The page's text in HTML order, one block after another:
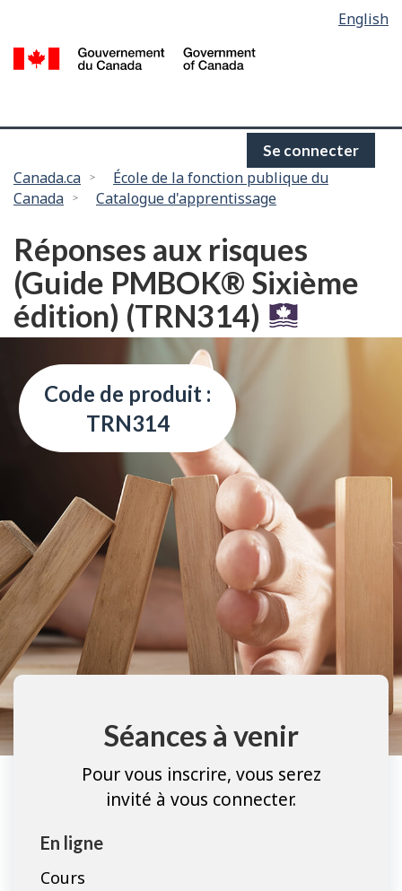
contenu
selection
English
Se connecter
Vous
êtes
Canada.ca
École de la fonction publique du
Canada
Catalogue d'apprentissage
Réponses aux risques
(Guide PMBOK® Sixième
édition) (TRN314)
Code de produit :
TRN314
Séances à venir
Pour vous inscrire, vous serez
invité à vous connecter.
En ligne
Cours